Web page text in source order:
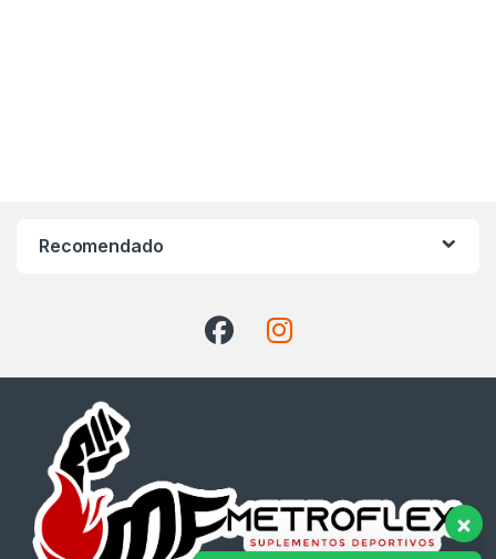
Recomendado
👋 Hola, ¿Puedo ayudarte?